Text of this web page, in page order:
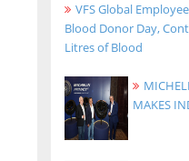
VFS Global
Blood Donor Day,
Litres of Blood
MAKES